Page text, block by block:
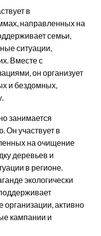
в
направленных на
семьи,
ситуации,
Вместе с
он организует
и бездомных,
занимается
Он участвует в
на очищение
деревьев и
в регионе.
экологически
организации, активно
кампании и